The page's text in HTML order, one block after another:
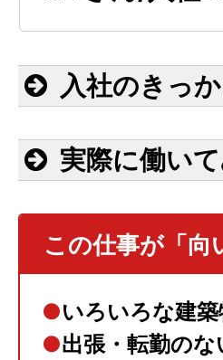
入社のきっ
実際に働い
この仕事が「向
●いろいろな建
●出張・転勤の